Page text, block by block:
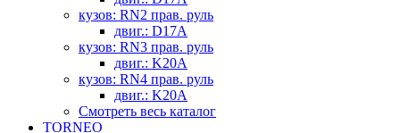
кузов: RN2 прав. руль
двиг.: D17A
кузов: RN3 прав. руль
двиг.: K20A
кузов: RN4 прав. руль
двиг.: K20A
Смотреть весь каталог
TORNEO